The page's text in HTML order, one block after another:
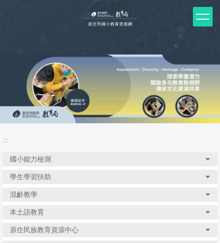
:::
國小能力檢測
學生學習扶助
混齡教學
本土語教育
原住民族教育資源中心